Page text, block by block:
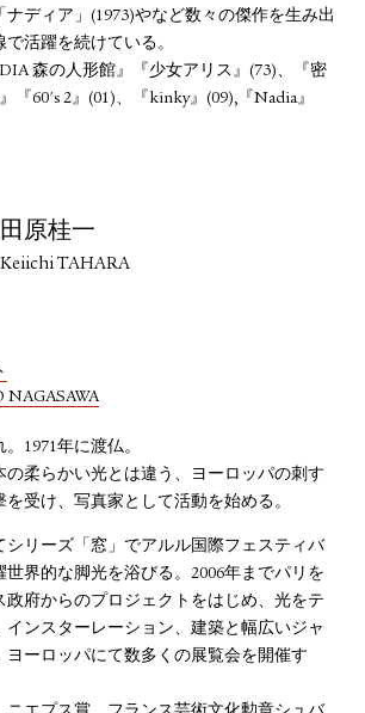
ナディア」(1973)やなど数々の傑作を生み出
活躍を続けている。
森の人形館』『少女アリス』(73)、『密
『60's 2』(01)、『kinky』(09),『Nadia』
田原桂一
Keiichi TAHARA
NAGASAWA
1971年に渡仏。
の柔らかい光とは違う、ヨーロッパの刺す
受け、写真家として活動を始める。
シリーズ「窓」でアルル国際フェスティバ
世界的な脚光を浴びる。2006年までパリを
政府からのプロジェクトをはじめ、光をテ
インスターレーション、建築と幅広いジャ
ヨーロッパにて数多くの展覧会を開催す